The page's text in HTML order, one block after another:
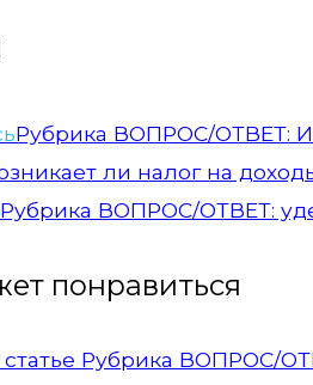
Рубрика ВОПРОС/ОТВЕТ:
ли налог на
Рубрика ВОПРОС/ОТВЕТ:
понравиться